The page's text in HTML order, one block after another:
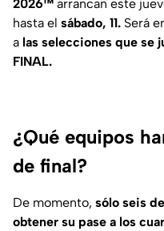
2026™ arrancan este
hasta el sábado, 11. Será
a las selecciones que se
FINAL.
¿Qué equipos
de final?
De momento, sólo seis
obtener su pase a los